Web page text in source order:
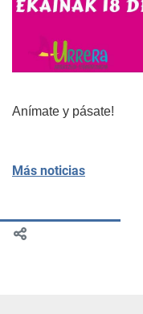
Anímate y pásate!
Más noticias